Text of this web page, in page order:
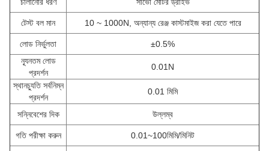
টেস্ট বল মান 10 ~ 1000N, অন্যান্য রেঞ্জ কাস্টমাইজ করা যেতে পারে
লোড নির্ভুলতা
±0.5%
ন্যূনতম লোড
প্রদর্শন
0.01N
স্থানচ্যুতি সর্বনিম্ন
প্রদর্শন
0.01 মিমি
সন্নিবেশের দিক উল্লম্ব
গতি পরীক্ষা করুন 0.01~100মিমি/মিনিট